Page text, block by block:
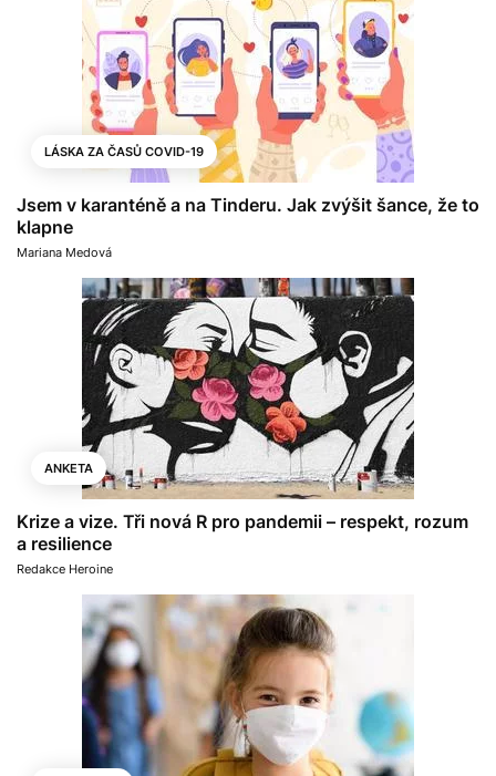
LÁSKA ZA ČASŮ COVID-19
Jsem v karanténě a na Tinderu. Jak zvýšit šance, že to
klapne
Mariana Medová
ANKETA
Krize a vize. Tři nová R pro pandemii – respekt, rozum
a resilience
Redakce Heroine